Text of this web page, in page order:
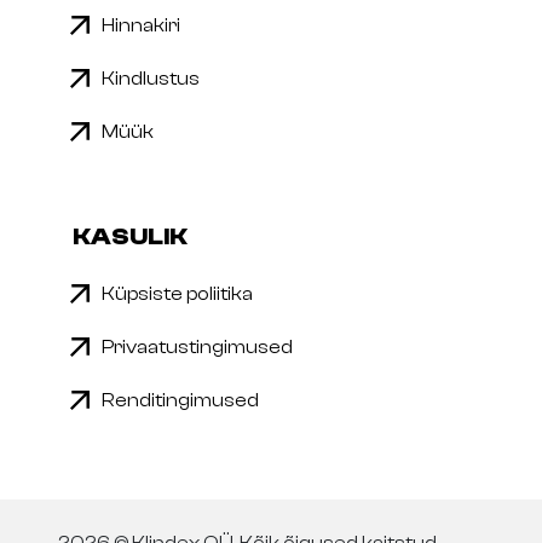
Hinnakiri
Kindlustus
Müük
KASULIK
Küpsiste poliitika
Privaatustingimused
Renditingimused